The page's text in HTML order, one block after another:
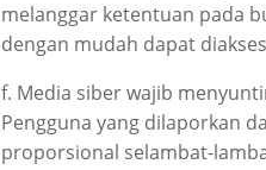
melanggar ketentuan pada
dengan mudah dapat
f. Media siber wajib
Pengguna yang dilaporkan
proporsional selambat-